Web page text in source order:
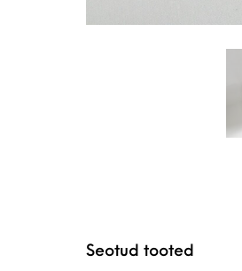
Seotud tooted